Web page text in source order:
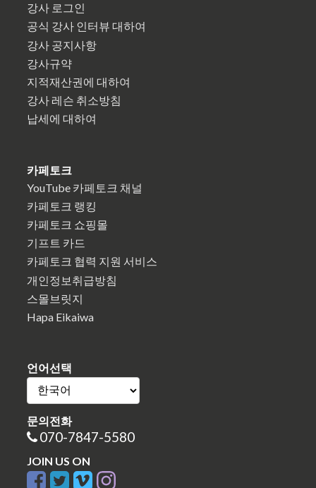
강사 로그인
공식 강사 인터뷰 대하여
강사 공지사항
강사규약
지적재산권에 대하여
강사 레슨 취소방침
납세에 대하여
카페토크
YouTube 카페토크 채널
카페토크 랭킹
카페토크 쇼핑몰
기프트 카드
카페토크 협력 지원 서비스
개인정보취급방침
스몰브릿지
Hapa Eikaiwa
언어선택
문의전화
070-7847-5580
JOIN US ON